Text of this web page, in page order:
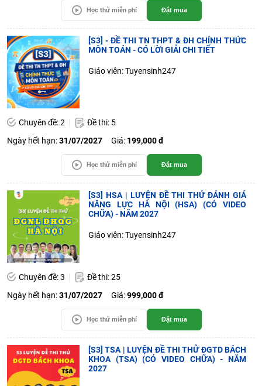
Học thử miễn phí Đặt mua
[S3] - ĐỀ THI TN THPT & ĐH CHÍNH THỨC
MÔN TOÁN - CÓ LỜI GIẢI CHI TIẾT
Giáo viên: Tuyensinh247
Chuyên đề: 2
Đề thi: 5
Ngày hết hạn:31/07/2027 Giá: 199,000 đ
Học thử miễn phí Đặt mua
[S3] HSA | LUYỆN ĐỀ THI THỬ ĐÁNH GIÁ
NĂNG LỰC HÀ NỘI (HSA) (CÓ VIDEO
CHỮA) - NĂM 2027
Giáo viên: Tuyensinh247
Chuyên đề: 3
Đề thi: 25
Ngày hết hạn:31/07/2027 Giá:999,000 đ
Học thử miễn phí Đặt mua
[S3] TSA | LUYỆN ĐỀ THI THỬ ĐGTD BÁCH
KHOA (TSA) (CÓ VIDEO CHỮA) - NĂM
2027